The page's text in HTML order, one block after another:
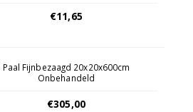
€11,65
Paal Fijnbezaagd 20x20x600cm
Onbehandeld
€305,00